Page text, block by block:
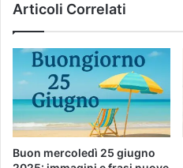
Articoli Correlati
Buon mercoledì 25 giugno